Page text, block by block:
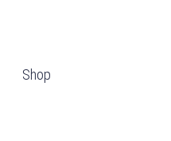
Shop